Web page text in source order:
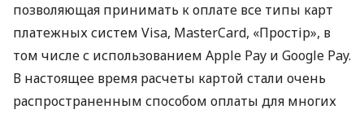
позволяющая принимать к оплате все типы карт
платежных систем Visa, MasterCard, «Простір», в
том числе с использованием Apple Pay и Google Pay.
В настоящее время расчеты картой стали очень
распространенным способом оплаты для многих